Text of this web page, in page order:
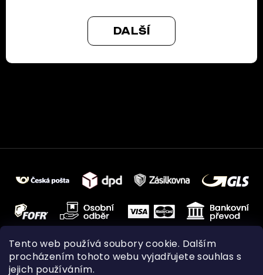
Tento web používá soubory cookie. Dalším
procházením tohoto webu vyjadřujete souhlas s
jejich používáním.
DALŠÍ